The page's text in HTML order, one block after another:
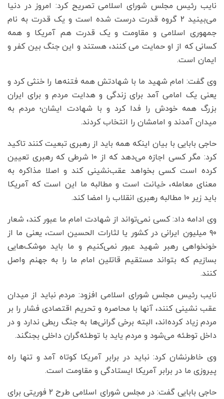
نایب رئیس مجلس شورای اسلامی تصریح کرد: امروز در دنیا
می‌بینید ۲ گروه قدرت درست شده است و یک قدرت به نام
جمهوری اسلامی و مقاومت و یک قدرت هم آمریکا و همه
کسانی که از او حمایت می کنند، هستند و این جنگ بین کفر و
ایمان است.
وی گفت: امام شهید ما با شهادتش همه فتنه‌ها را خنثی کرد و
یعنی یک امامی آمد برای زندگی و هدایت مردم و برای ایران
بزرگ همه خودش را فدا کرد و با شهادت ایشان؛ مردم به
میدان آمدند و امامشان را انتخاب کردند.
حاجی بابایی با بیان اینکه همه باید از رهبری تبعیت کنند تاکید
کرد: مگر کسی اجازه می‌دهد که از ۱۰ شرطی که رهبری تعیین
کرده است کسی بخواهد عقب‌نشینی کند و اصلا مذاکره به
معنای معامله، خیانت است و مطالبه ما این است که آمریکا
باید زیر ۱۰ مطالبه رهبری انقلاب را امضا کند.
وی ادامه داد: کسی نمی‌تواند از شهادت امام ما عبور کند، شعار
۹۰ میلیون ایرانی در کشور یا لثارات الحسین است، یعنی ما از
خونخواهی رهبر شهید عبور نمی‌کنیم و ما باید موشک‌هایی
بسازیم که بتواند مستقیم قاتلین امام ما را به جهنم واصل
کنند.
نایب رئیس مجلس شورای اسلامی افزود: مردم نباید از میدان
عقب نشینی کنند، آنها با محاصره و تحریم اقتصادی فشار را بر
مردم زیاد کرده‌اند، البته برخی گرانی‌ها به جنگ ربطی ندارد و در
داخل توطئه می‌شود و مردم یاید با توطئه‌گران داخلی بجنگند.
وی خاطرنشان کرد: نباید در برابر آمریکا کوتاه آمد و تنها راه
پیروزی ما در برابر آمریکا ایستادگی و مقاومت است.
حاجی بابایی گفت: در مجلس شورای اسلامی طرح ۲ فوریتی برای